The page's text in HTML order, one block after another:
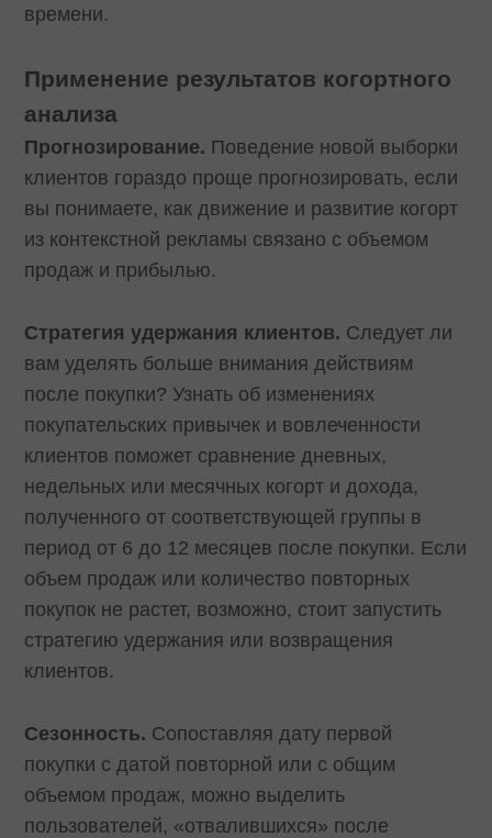
времени.
Применение результатов когортного
анализа
Прогнозирование. Поведение новой выборки
клиентов гораздо проще прогнозировать, если
вы понимаете, как движение и развитие когорт
из контекстной рекламы связано с объемом
продаж и прибылью.
Стратегия удержания клиентов. Следует ли
вам уделять больше внимания действиям
после покупки? Узнать об изменениях
покупательских привычек и вовлеченности
клиентов поможет сравнение дневных,
недельных или месячных когорт и дохода,
полученного от соответствующей группы в
период от 6 до 12 месяцев после покупки. Если
объем продаж или количество повторных
покупок не растет, возможно, стоит запустить
стратегию удержания или возвращения
клиентов.
Сезонность. Сопоставляя дату первой
покупки с датой повторной или с общим
объемом продаж, можно выделить
пользователей, «отвалившихся» после